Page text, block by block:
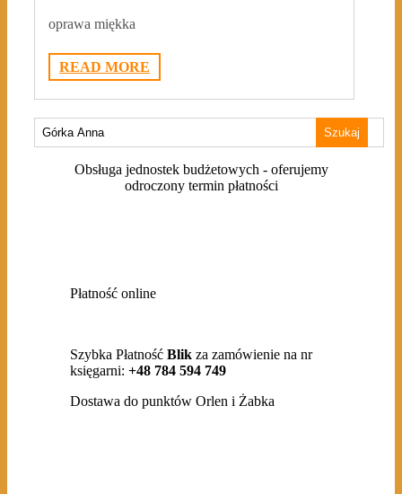
oprawa miękka
READ MORE
Szukaj:
Obsługa jednostek budżetowych - oferujemy
odroczony termin płatności
Płatność online
Szybka Płatność Blik za zamówienie na nr
księgarni: +48 784 594 749
Dostawa do punktów Orlen i Żabka